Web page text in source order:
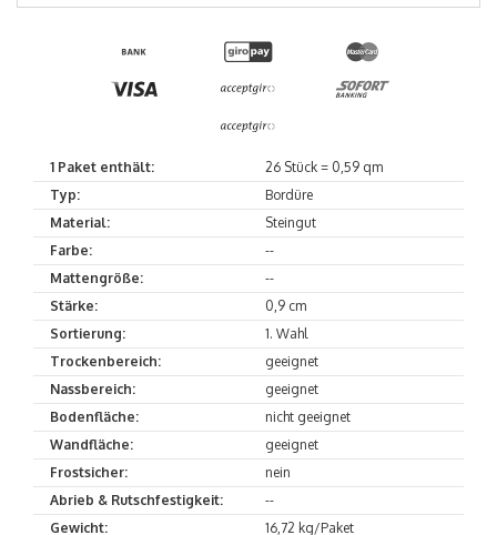
1 Paket enthält:
26 Stück = 0,59 qm
Typ:
Bordüre
Material:
Steingut
Farbe:
--
Mattengröße:
--
Stärke:
0,9 cm
Sortierung:
1. Wahl
Trockenbereich:
geeignet
Nassbereich:
geeignet
Bodenfläche:
nicht geeignet
Wandfläche:
geeignet
Frostsicher:
nein
Abrieb & Rutschfestigkeit:
--
Gewicht:
16,72 kg/Paket